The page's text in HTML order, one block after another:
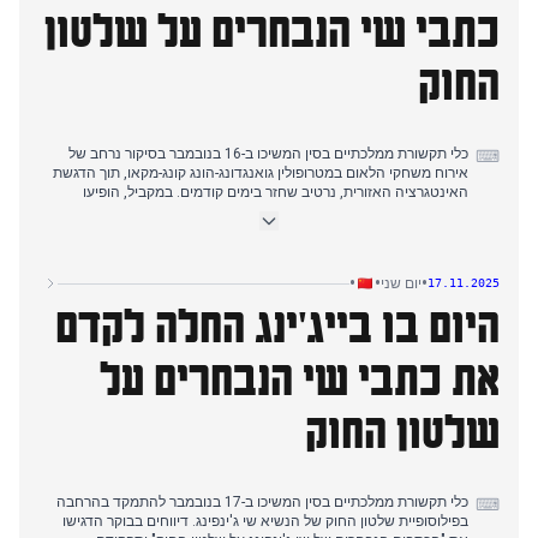
כתבי שי הנבחרים על שלטון
החוק
⌨
כלי תקשורת ממלכתיים בסין המשיכו ב-16 בנובמבר בסיקור נרחב של
אירוח משחקי הלאום במטרופולין גואנגדונג-הונג קונג-מקאו, תוך הדגשת
האינטגרציה האזורית, נרטיב שחזר בימים קודמים. במקביל, הופיעו
כגורמים מרתיעים פוטנציאליים לסין, המשקפים חששות קודמים. עד
אירוע זה הודגש בהרחבה בכל כלי התקשורת הממלכתיים העיקריים, כולל
שינחואה, פיפל'ס דיילי ו-CCTV, מה שהדגיש את חשיבותו הנתפסת
בשיח המשפטי והפוליטי. כלי תקשורת עצמאיים המשיכו לדווח על סיורי
משמר החופים הסיני באיי דיאויואו ועל נושאים גיאופוליטיים נוספים.
17.11.2025
•יום שני•
•
היום בו בייג'ינג החלה לקדם
את כתבי שי הנבחרים על
שלטון החוק
⌨
כלי תקשורת ממלכתיים בסין המשיכו ב-17 בנובמבר להתמקד בהרחבה
בפילוסופיית שלטון החוק של הנשיא שי ג'ינפינג. דיווחים בבוקר הדגישו